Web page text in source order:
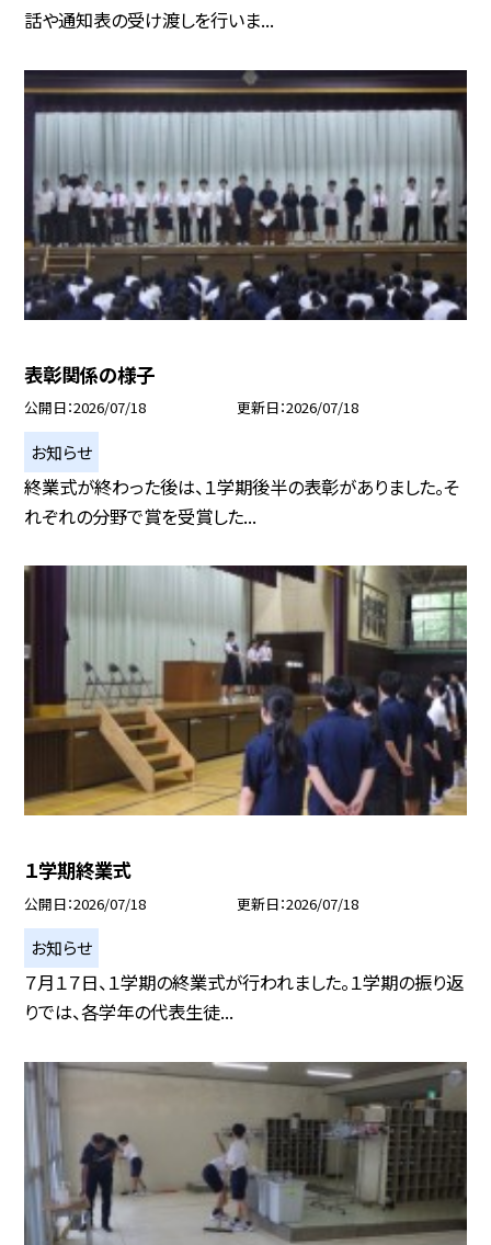
話や通知表の受け渡しを行いま...
表彰関係の様子
公開日 2026/07/18 更新日 2026/07/18
お知らせ
終業式が終わった後は、１学期後半の表彰がありました。そ
れぞれの分野で賞を受賞した...
１学期終業式
公開日 2026/07/18 更新日 2026/07/18
お知らせ
７月１７日、１学期の終業式が行われました。１学期の振り返
りでは、各学年の代表生徒...